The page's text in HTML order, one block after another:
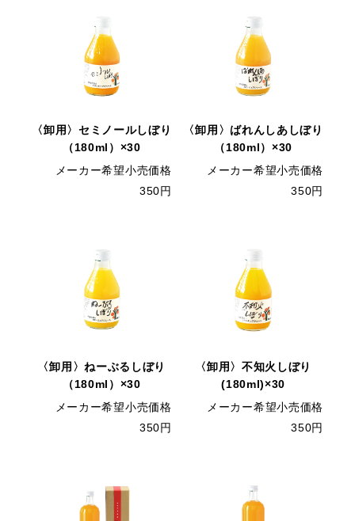
〈卸用〉セミノールしぼり
（180ml）×30
メーカー希望小売価格
350円
〈卸用〉ばれんしあしぼり
（180ml）×30
メーカー希望小売価格
350円
〈卸用〉ねーぶるしぼり
（180ml）×30
メーカー希望小売価格
350円
〈卸用〉不知火しぼり
(180ml)×30
メーカー希望小売価格
350円